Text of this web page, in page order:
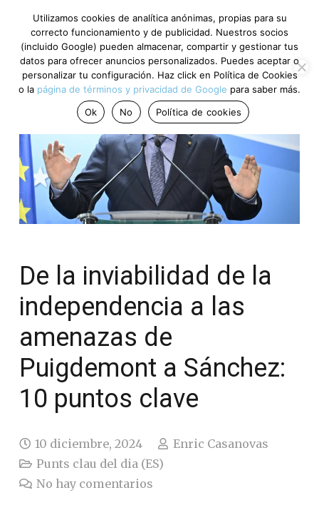
De la inviabilidad de la
independencia a las
amenazas de
Puigdemont a Sánchez:
10 puntos clave
10 diciembre, 2024
Enric Casanovas
Punts clau del dia (ES)
No hay comentarios
Utilizamos cookies de analítica anónimas, propias para su
correcto funcionamiento y de publicidad. Nuestros socios
(incluido Google) pueden almacenar, compartir y gestionar tus
datos para ofrecer anuncios personalizados. Puedes aceptar o
personalizar tu configuración. Haz click en Política de Cookies
o la página de términos y privacidad de Google para saber más.
Ok
No Política de cookies